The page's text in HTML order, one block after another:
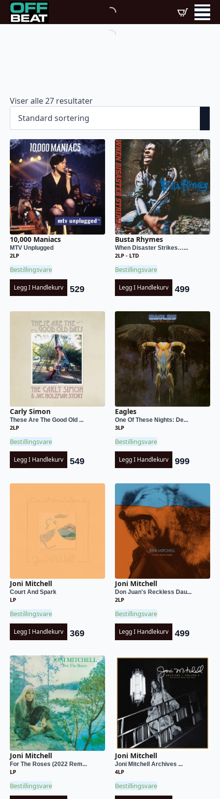
Viser alle 27 resultater
10,000 Maniacs
MTV Unplugged
2LP
Bestillingsvare
Legg I Handlekurv 529
Busta Rhymes
When Disaster Strikes…...
2LP - LTD
Bestillingsvare
Legg I Handlekurv 499
Carly Simon
These Are The Good Old ...
2LP
Bestillingsvare
Legg I Handlekurv 549
Eagles
One Of These Nights: De...
3LP
Bestillingsvare
Legg I Handlekurv 999
Joni Mitchell
Court And Spark
LP
Bestillingsvare
Legg I Handlekurv 369
Joni Mitchell
Don Juan's Reckless Dau...
2LP
Bestillingsvare
Legg I Handlekurv 499
Joni Mitchell
For The Roses (2022 Rem...
LP
Bestillingsvare
Joni Mitchell
Joni Mitchell Archives ...
4LP
Bestillingsvare